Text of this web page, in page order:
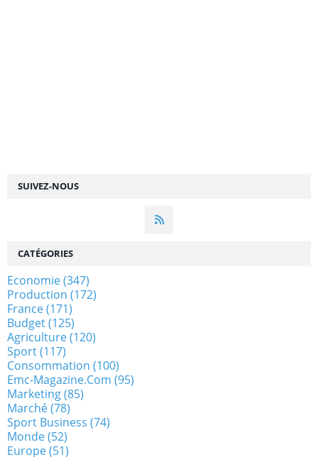
SUIVEZ-NOUS
CATÉGORIES
Economie(347)
Production (172)
France(171)
Budget(125)
Agriculture(120)
Sport(117)
Consommation (100)
Emc-Magazine.com (95)
Marketing(85)
Marché(78)
Sport Business (74)
Monde(52)
Europe(51)